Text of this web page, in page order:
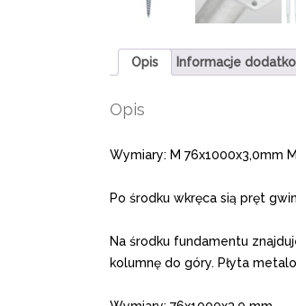
Opis Informacje
Opis
Wymiary: M 76x1000x3,0mm
Po środku wkręca sią pręt
Na środku fundamentu
kolumnę do góry. Płyta